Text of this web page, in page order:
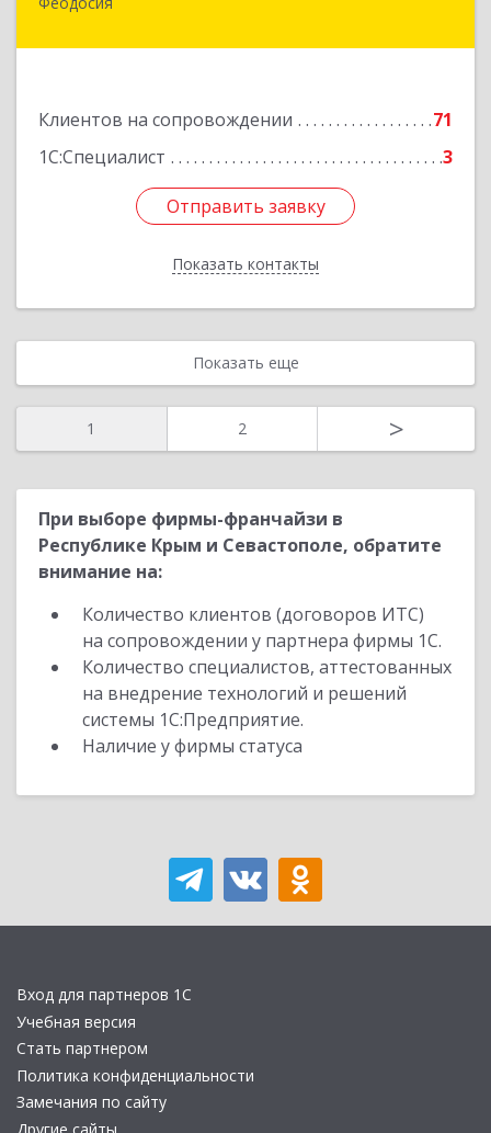
Клиентов на сопровождении
71
1С:Специалист
3
Отправить заявку
Показать контакты
298112, Крым Респ, Феодосия г, Крымская ул,
Отправить заявку
Назад
Показать еще
1 2 >
При выборе фирмы-франчайзи в
Республике Крым и Севастополе, обратите
внимание на:
Количество клиентов (договоров ИТС)
на сопровождении у партнера фирмы 1С.
Количество специалистов, аттестованных
на внедрение технологий и решений
системы 1С:Предприятие.
Наличие у фирмы статуса
Вход для партнеров 1С
Учебная версия
Стать партнером
Политика конфиденциальности
Замечания по сайту